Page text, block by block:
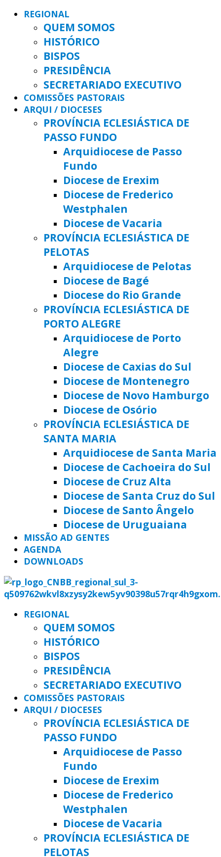
REGIONAL
QUEM SOMOS
HISTÓRICO
BISPOS
PRESIDÊNCIA
SECRETARIADO EXECUTIVO
COMISSÕES PASTORAIS
ARQUI / DIOCESES
PROVÍNCIA ECLESIÁSTICA DE
PASSO FUNDO
Arquidiocese de Passo
Fundo
Diocese de Erexim
Diocese de Frederico
Westphalen
Diocese de Vacaria
PROVÍNCIA ECLESIÁSTICA DE
PELOTAS
Arquidiocese de Pelotas
Diocese de Bagé
Diocese do Rio Grande
PROVÍNCIA ECLESIÁSTICA DE
PORTO ALEGRE
Arquidiocese de Porto
Alegre
Diocese de Caxias do Sul
Diocese de Montenegro
Diocese de Novo Hamburgo
Diocese de Osório
PROVÍNCIA ECLESIÁSTICA DE
SANTA MARIA
Arquidiocese de Santa Maria
Diocese de Cachoeira do Sul
Diocese de Cruz Alta
Diocese de Santa Cruz do Sul
Diocese de Santo Ângelo
Diocese de Uruguaiana
MISSÃO AD GENTES
AGENDA
DOWNLOADS
REGIONAL
QUEM SOMOS
HISTÓRICO
BISPOS
PRESIDÊNCIA
SECRETARIADO EXECUTIVO
COMISSÕES PASTORAIS
ARQUI / DIOCESES
PROVÍNCIA ECLESIÁSTICA DE
PASSO FUNDO
Arquidiocese de Passo
Fundo
Diocese de Erexim
Diocese de Frederico
Westphalen
Diocese de Vacaria
PROVÍNCIA ECLESIÁSTICA DE
PELOTAS